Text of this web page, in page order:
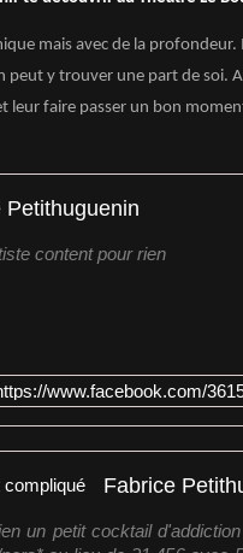
mais avec de la profondeur.
peut y trouver une part de soi.
leur faire passer un bon
Petithuguenin
content pour rien
www.facebook.com/
un petit cocktail